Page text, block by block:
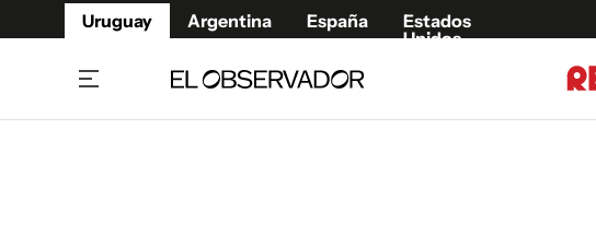
Uruguay Argentina España
Estados
Unidos